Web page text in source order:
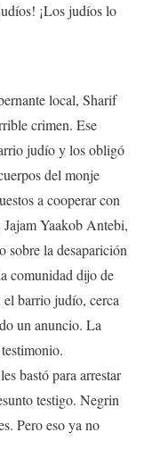
¡Los judíos lo
local, Sharif
crimen. Ese
judío y los obligó
del monje
a cooperar con
Yaakob Antebi,
sobre la desaparición
comunidad dijo de
el barrio judío, cerca
un anuncio. La
bastó para arrestar
testigo. Negrin
Pero eso ya no